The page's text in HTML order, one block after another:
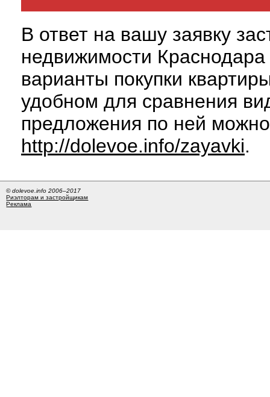
В ответ на вашу заявку
недвижимости
варианты покупки
удобном для сравнения
предложения по ней
http://dolevoe.info/zayavki.
© dolevoe.info 2006–2017
Риэлторам и застройщикам
Реклама